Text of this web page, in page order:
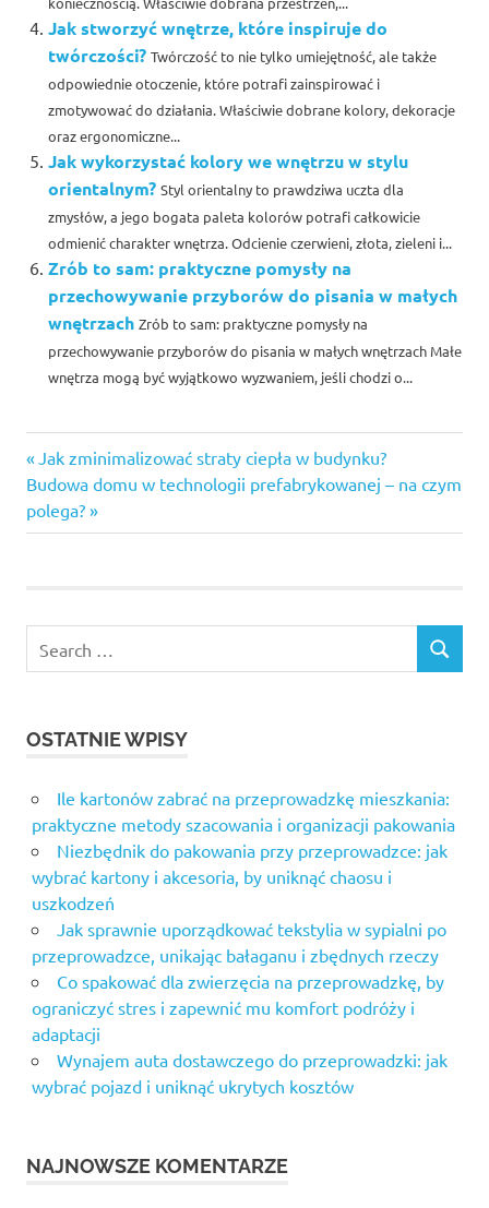
Jak stworzyć wnętrze, które inspiruje do
twórczości? Twórczość to nie tylko umiejętność, ale także
odpowiednie otoczenie, które potrafi zainspirować i
zmotywować do działania. Właściwie dobrane kolory, dekoracje
oraz ergonomiczne...
Jak wykorzystać kolory we wnętrzu w stylu
orientalnym? Styl orientalny to prawdziwa uczta dla
zmysłów, a jego bogata paleta kolorów potrafi całkowicie
odmienić charakter wnętrza. Odcienie czerwieni, złota, zieleni i...
Zrób to sam: praktyczne pomysły na
przechowywanie przyborów do pisania w małych
wnętrzach Zrób to sam: praktyczne pomysły na
przechowywanie przyborów do pisania w małych wnętrzach Małe
wnętrza mogą być wyjątkowo wyzwaniem, jeśli chodzi o...
Nawigacja
wpisu
Previous
Post:
Jak zminimalizować straty ciepła w budynku?
Next
Post:
Budowa domu w technologii prefabrykowanej – na czym
polega?
for:
SEARCH
OSTATNIE WPISY
Ile kartonów zabrać na przeprowadzkę mieszkania:
praktyczne metody szacowania i organizacji pakowania
Niezbędnik do pakowania przy przeprowadzce: jak
wybrać kartony i akcesoria, by uniknąć chaosu i
uszkodzeń
Jak sprawnie uporządkować tekstylia w sypialni po
przeprowadzce, unikając bałaganu i zbędnych rzeczy
Co spakować dla zwierzęcia na przeprowadzkę, by
ograniczyć stres i zapewnić mu komfort podróży i
adaptacji
Wynajem auta dostawczego do przeprowadzki: jak
wybrać pojazd i uniknąć ukrytych kosztów
NAJNOWSZE KOMENTARZE